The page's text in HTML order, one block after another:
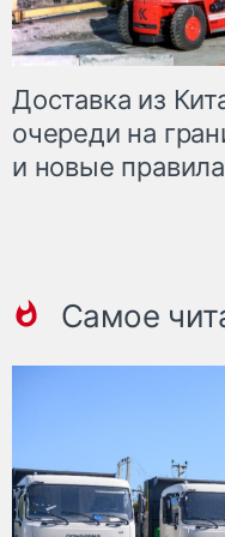
Доставка из
очереди на
и новые
Самое